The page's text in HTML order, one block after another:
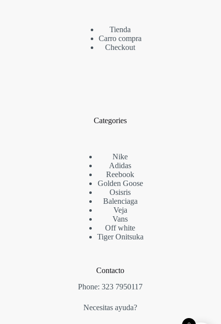
Tienda
Carro compra
Checkout
Categories
Nike
Adidas
Reebook
Golden Goose
Osisris
Balenciaga
Veja
Vans
Off white
Tiger Onitsuka
Contacto
Phone:323 7950117
Necesitas ayuda?